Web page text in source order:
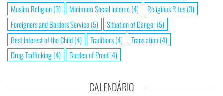
Muslim Religion(3) Minimum Social Income(4) Religious Rites(3)
Foreigners and Borders Service(5) Situation of Danger(5)
Best Interest of the Child(4) Traditions(4) Translation(4)
Drug Trafficking(4) Burden of Proof(4)
CALENDÁRIO